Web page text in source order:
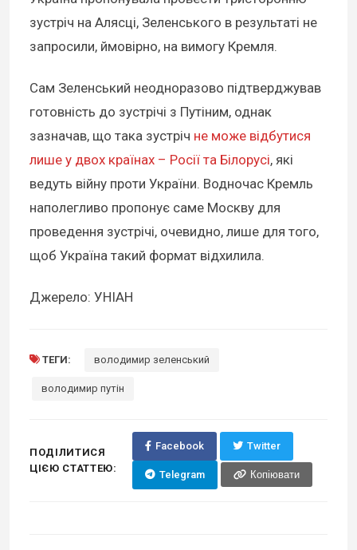
зустріч на Алясці, Зеленського в результаті не
запросили, ймовірно, на вимогу Кремля.
Сам Зеленський неодноразово підтверджував
готовність до зустрічі з Путіним, однак
зазначав, що така зустріч не може відбутися
лише у двох країнах – Росії та Білорусі, які
ведуть війну проти України. Водночас Кремль
наполегливо пропонує саме Москву для
проведення зустрічі, очевидно, лише для того,
щоб Україна такий формат відхилила.
Джерело: УНІАН
ТЕГИ: володимир зеленський
володимир путін
ПОДІЛИТИСЯ
ЦІЄЮ СТАТТЕЮ:
Facebook Twitter
Telegram Копіювати